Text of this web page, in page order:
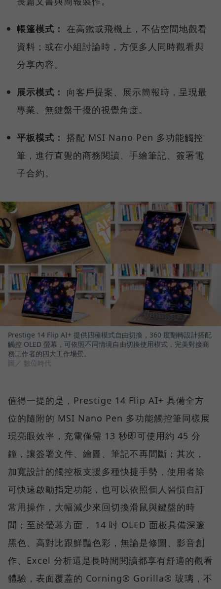
帳篷模式： 在高鐵或飛機上，不佔空間地觀看
資料；或在小組討論時，方便多人同時觀看與
分享內容。
展示模式：
向客戶提案、展示簡報時，呈現最
專業、無鍵盤干擾的視覺角度。
平板模式： 搭配 MSI Nano Pen 多功能觸控
筆，進行直覺的商務閱讀、手繪筆記、簽署電
子合約。
Prestige 14 Flip AI+ 提供四種模式自由切換，360 度翻轉設計搭配
觸控 OLED 螢幕，可依照不同情境自由切換使用模式，完美對接商
務工作者的四大工作場景。
圖／ 數位時代
值得一提的是，Prestige 14 Flip AI+ 具備全方
位的隨附的 MSI Nano Pen 多功能觸控筆同樣展
現亮眼效率，充電僅需 13 秒即可使用約 45 分
鐘，讓簽署文件、繪圖、筆記不再間斷；其次，
加寬設計的觸控板支援多種快捷手勢，使用者除
可快速啟動指定功能，也可以依照個人習慣自訂
常用操作，大幅減少來回切換滑鼠與鍵盤的時
間；至於螢幕方面， 14 吋 OLED 面板具備深邃
黑色、高對比跟鮮豔色彩，無論是修圖、影音創
作、Excel 分析還是長時間閱讀都享有舒適的觀看
體驗，表面覆蓋的 Corning® Gorilla® 玻璃，不